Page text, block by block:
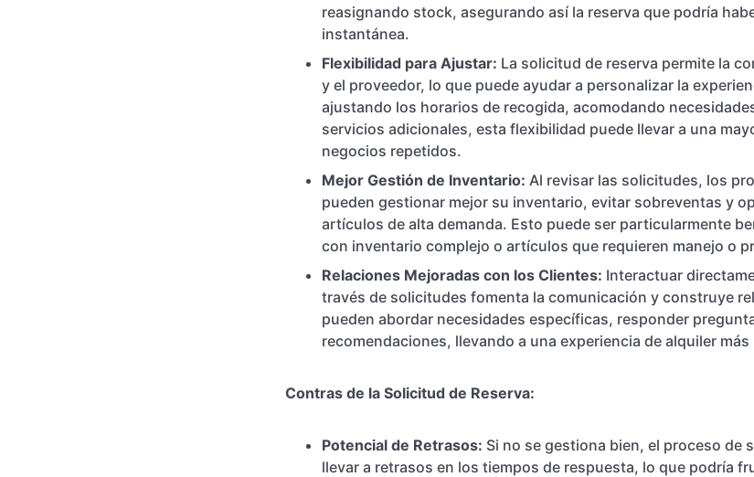
reasignando stock, asegurando así la reserva que podría
instantánea.
Flexibilidad para Ajustar: La solicitud de reserva permite la
y el proveedor, lo que puede ayudar a personalizar la
ajustando los horarios de recogida, acomodando
servicios adicionales, esta flexibilidad puede llevar a una
negocios repetidos.
Mejor Gestión de Inventario: Al revisar las solicitudes, los
pueden gestionar mejor su inventario, evitar sobreventas y
artículos de alta demanda. Esto puede ser particularmente
con inventario complejo o artículos que requieren manejo o
Relaciones Mejoradas con los Clientes: Interactuar
través de solicitudes fomenta la comunicación y construye
pueden abordar necesidades específicas, responder
recomendaciones, llevando a una experiencia de alquiler
Contras de la Solicitud de Reserva:
Potencial de Retrasos: Si no se gestiona bien, el proceso de
llevar a retrasos en los tiempos de respuesta, lo que podría